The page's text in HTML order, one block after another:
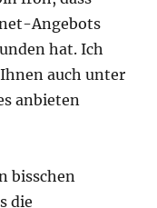
Angebots
hat. Ich
auch unter
anbieten
bisschen
die